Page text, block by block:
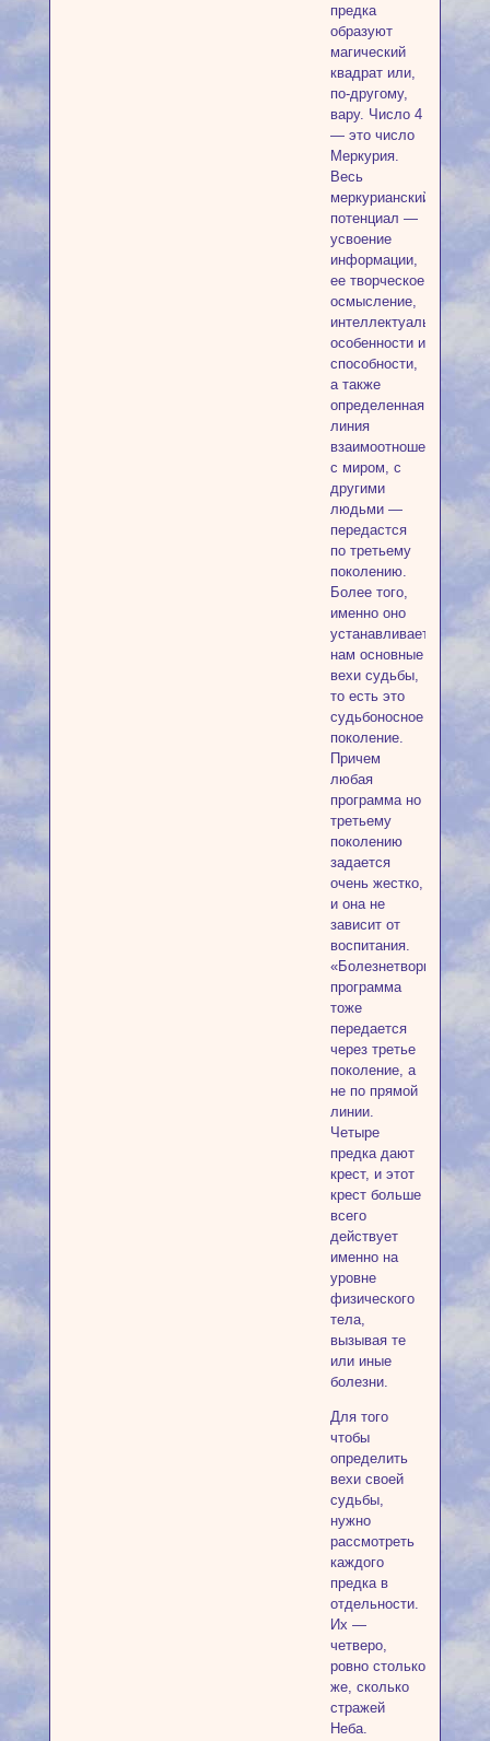
предка
образуют
магический
квадрат или,
по-другому,
вару. Число 4
— это число
Меркурия.
Весь
меркурианский
потенциал —
усвоение
информации,
ее творческое
осмысление,
интеллектуальные
особенности и
способности,
а также
определенная
линия
взаимоотношения
с миром, с
другими
людьми —
передастся
по третьему
поколению.
Более того,
именно оно
устанавливает
нам основные
вехи судьбы,
то есть это
судьбоносное
поколение.
Причем
любая
программа но
третьему
поколению
задается
очень жестко,
и она не
зависит от
воспитания.
«Болезнетворная»
программа
тоже
передается
через третье
поколение, а
не по прямой
линии.
Четыре
предка дают
крест, и этот
крест больше
всего
действует
именно на
уровне
физического
тела,
вызывая те
или иные
болезни.
Для того
чтобы
определить
вехи своей
судьбы,
нужно
рассмотреть
каждого
предка в
отдельности.
Их —
четверо,
ровно столько
же, сколько
стражей
Неба.